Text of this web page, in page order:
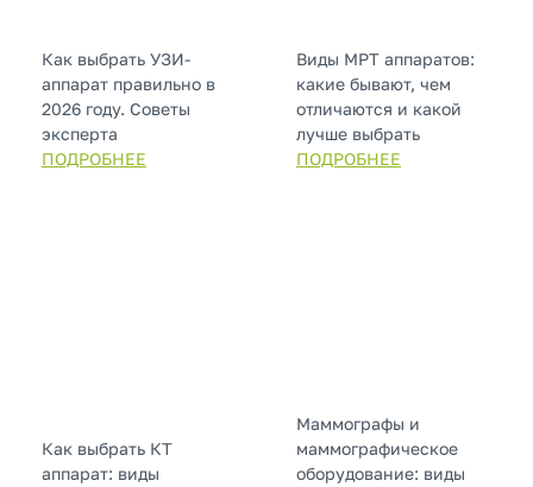
Как выбрать УЗИ-
аппарат правильно в
2026 году. Советы
эксперта
ПОДРОБНЕЕ
Виды МРТ аппаратов:
какие бывают, чем
отличаются и какой
лучше выбрать
ПОДРОБНЕЕ
Как выбрать КТ
аппарат: виды
Маммографы и
маммографическое
оборудование: виды